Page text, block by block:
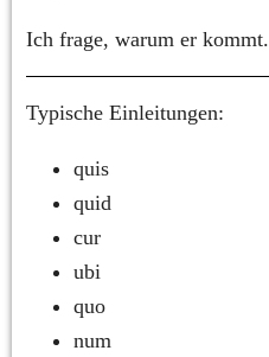
Ich frage, warum er kommt.
Typische Einleitungen:
quis
quid
cur
ubi
quo
num